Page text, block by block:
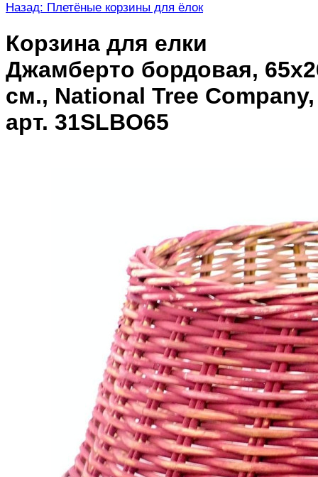
Назад: Плетёные корзины для ёлок
Корзина для елки
Джамберто бордовая,
см., National Tree Company,
арт. 31SLBO65